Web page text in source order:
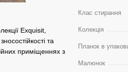
Exquisit,
та
приміщеннях з
Клас стирання
Колекція
Планок в
Малюнок